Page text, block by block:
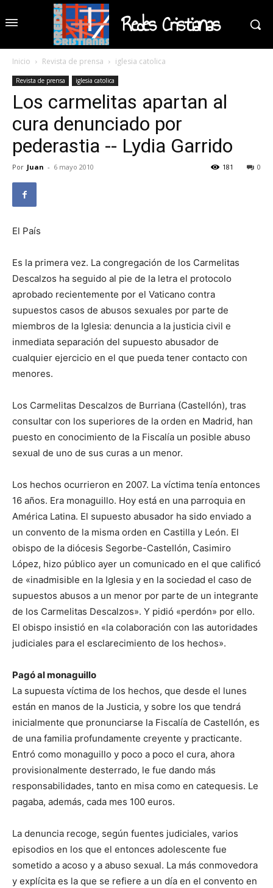
Redes Cristianas
Inicio Revista de prensa iglesia catolica
Revista de prensa iglesia catolica
Los carmelitas apartan al
cura denunciado por
pederastia -- Lydia Garrido
Por Juan - 6 mayo 2010 0
181
El País
Es la primera vez. La congregación de los Carmelitas
Descalzos ha seguido al pie de la letra el protocolo
aprobado recientemente por el Vaticano contra
supuestos casos de abusos sexuales por parte de
miembros de la Iglesia: denuncia a la justicia civil e
inmediata separación del supuesto abusador de
cualquier ejercicio en el que pueda tener contacto con
menores.
Los Carmelitas Descalzos de Burriana (Castellón), tras
consultar con los superiores de la orden en Madrid, han
puesto en conocimiento de la Fiscalía un posible abuso
sexual de uno de sus curas a un menor.
Los hechos ocurrieron en 2007. La víctima tenía entonces
16 años. Era monaguillo. Hoy está en una parroquia en
América Latina. El supuesto abusador ha sido enviado a
un convento de la misma orden en Castilla y León. El
obispo de la diócesis Segorbe-Castellón, Casimiro
López, hizo público ayer un comunicado en el que calificó
de «inadmisible en la Iglesia y en la sociedad el caso de
supuestos abusos a un menor por parte de un integrante
de los Carmelitas Descalzos». Y pidió «perdón» por ello.
El obispo insistió en «la colaboración con las autoridades
judiciales para el esclarecimiento de los hechos».
Pagó al monaguillo
La supuesta víctima de los hechos, que desde el lunes
están en manos de la Justicia, y sobre los que tendrá
inicialmente que pronunciarse la Fiscalía de Castellón, es
de una familia profundamente creyente y practicante.
Entró como monaguillo y poco a poco el cura, ahora
provisionalmente desterrado, le fue dando más
responsabilidades, tanto en misa como en catequesis. Le
pagaba, además, cada mes 100 euros.
La denuncia recoge, según fuentes judiciales, varios
episodios en los que el entonces adolescente fue
sometido a acoso y a abuso sexual. La más conmovedora
y explícita es la que se refiere a un día en el convento en